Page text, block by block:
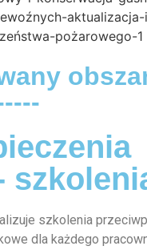
szkolenia
dla każdego